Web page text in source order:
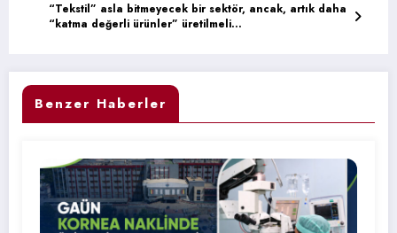
“Tekstil” asla bitmeyecek bir sektör, ancak, artık daha
“katma değerli ürünler” üretilmeli…
Benzer Haberler